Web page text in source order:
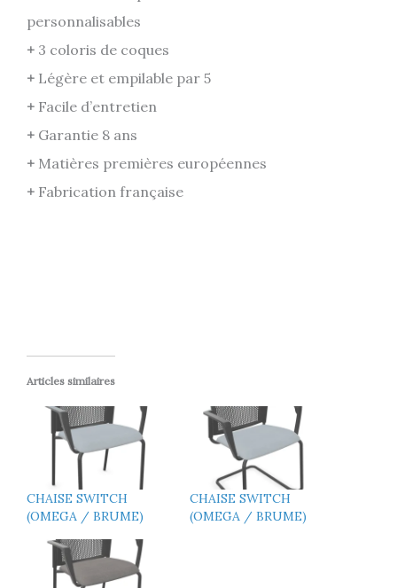
personnalisables
+ 3 coloris de coques
+ Légère et empilable par 5
+ Facile d’entretien
+ Garantie 8 ans
+ Matières premières européennes
+ Fabrication française
Articles similaires
CHAISE SWITCH
(OMEGA / BRUME)
CHAISE SWITCH
(OMEGA / BRUME)